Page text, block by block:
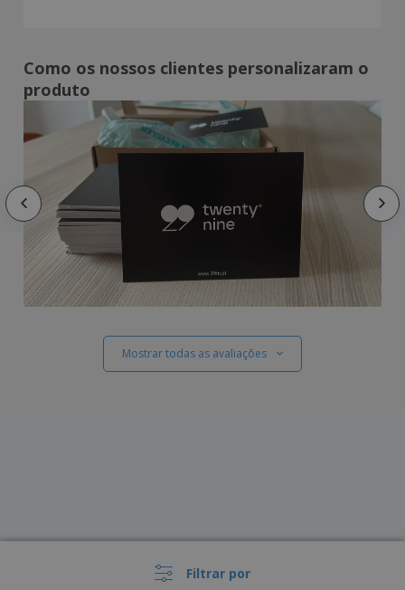
Filtrar por
Como os nossos clientes personalizaram o
produto
Mostrar todas as avaliações